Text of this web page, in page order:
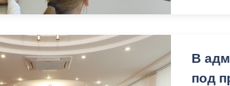
В
под